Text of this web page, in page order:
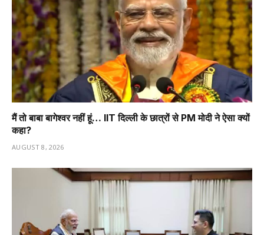
मैं तो बाबा बागेश्वर नहीं हूं… IIT दिल्ली के छात्रों से PM मोदी ने ऐसा क्यों
कहा?
AUGUST 8, 2026